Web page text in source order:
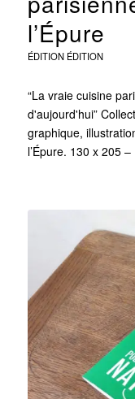
l’Épure
ÉDITION ÉDITION
“La vraie cuisine
d'aujourd'hui”
graphique,
l’Épure. 130 x 205